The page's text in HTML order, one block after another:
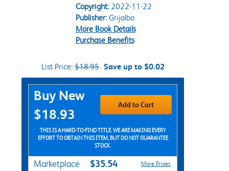
Copyright:2022-11-22
Publisher:Grijalbo
More Book Details
Purchase Benefits
List Price:$18.95 Save up to $0.02
Purchase Options
Buy New
$18.93
Add to Cart
THIS IS A HARD-TO-FIND TITLE. WE ARE MAKING EVERY
EFFORT TO OBTAIN THIS ITEM, BUT DO NOT GUARANTEE
STOCK.
Marketplace $35.54 More Prices